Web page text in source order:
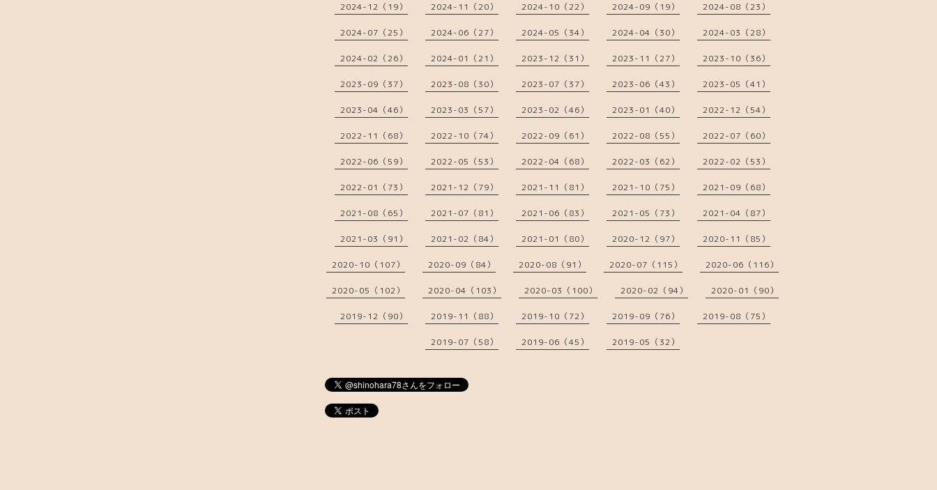
2024-12（19） 2024-11（20） 2024-10（22） 2024-09（19） 2024-08（23）
2024-07（25） 2024-06（27） 2024-05（34） 2024-04（30） 2024-03（28）
2024-02（26） 2024-01（21） 2023-12（31） 2023-11（27） 2023-10（36）
2023-09（37） 2023-08（30） 2023-07（37） 2023-06（43） 2023-05（41）
2023-04（46） 2023-03（57） 2023-02（46） 2023-01（40） 2022-12（54）
2022-11（68） 2022-10（74） 2022-09（61） 2022-08（55） 2022-07（60）
2022-06（59） 2022-05（53） 2022-04（68） 2022-03（62） 2022-02（53）
2022-01（73） 2021-12（79） 2021-11（81） 2021-10（75） 2021-09（68）
2021-08（65） 2021-07（81） 2021-06（83） 2021-05（73） 2021-04（87）
2021-03（91） 2021-02（84） 2021-01（80） 2020-12（97） 2020-11（85）
2020-10（107） 2020-09（84） 2020-08（91） 2020-07（115） 2020-06（116）
2020-05（102） 2020-04（103） 2020-03（100） 2020-02（94） 2020-01（90）
2019-12（90） 2019-11（88） 2019-10（72） 2019-09（76） 2019-08（75）
2019-07（58） 2019-06（45） 2019-05（32）